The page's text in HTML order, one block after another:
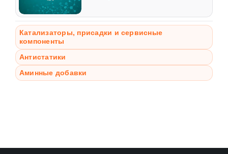
Катализаторы, присадки и сервисные
компоненты
Антистатики
Аминные добавки